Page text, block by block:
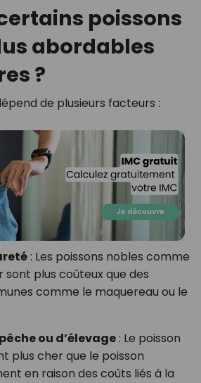
poissons
abordables
?
de plusieurs facteurs :
: Les poissons nobles comme
sont plus coûteux que des
comme le maquereau ou le
ou d’élevage: Le poisson
plus cher que le poisson
en raison des coûts liés à la